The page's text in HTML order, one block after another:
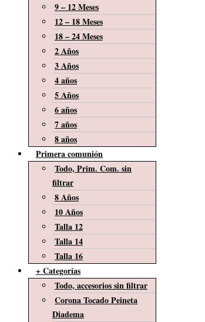
9 – 12 Meses
12 – 18 Meses
18 – 24 Meses
2 Años
3 Años
4 años
5 Años
6 años
7 años
8 años
Primera comunión
Todo, Prim. Com. sin
filtrar
8 Años
10 Años
Talla 12
Talla 14
Talla 16
+ Categorías
Todo, accesorios sin filtrar
Corona Tocado Peineta
Diadema